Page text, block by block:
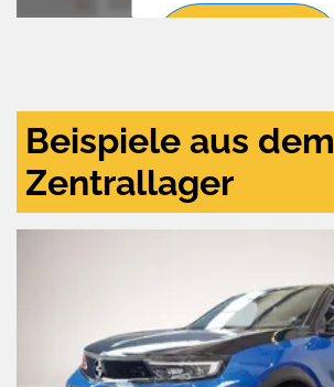
Beispiele aus dem
Zentrallager